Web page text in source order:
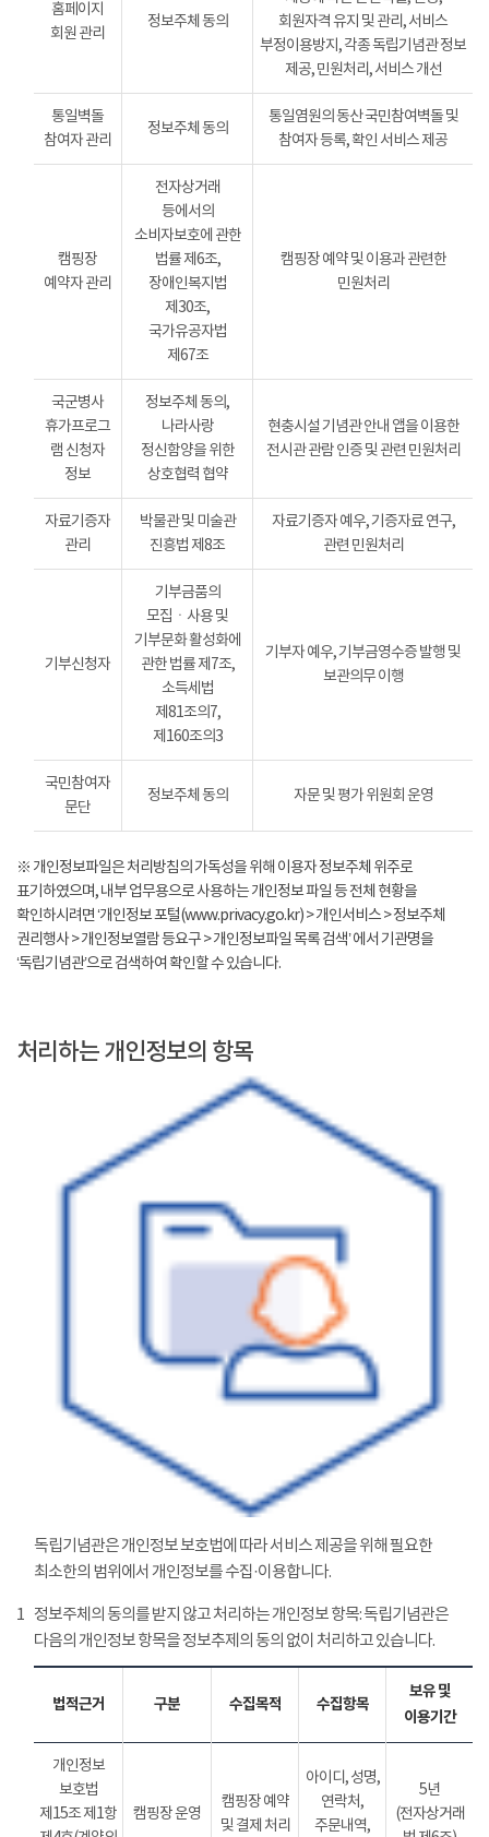
홈페이지
회원 관리
정보주체 동의
회원자격 유지 및 관리, 서비스
부정이용방지, 각종 독립기념관 정보
제공, 민원처리, 서비스 개선
통일벽돌
참여자 관리
정보주체 동의
통일염원의 동산 국민참여벽돌 및
참여자 등록, 확인 서비스 제공
캠핑장
예약자 관리
전자상거래
등에서의
소비자보호에 관한
법률 제6조,
장애인복지법
제30조,
국가유공자법
제67조
캠핑장 예약 및 이용과 관련한
민원처리
국군병사
휴가프로그
램 신청자
정보
정보주체 동의,
나라사랑
정신함양을 위한
상호협력 협약
현충시설 기념관 안내 앱을 이용한
전시관 관람 인증 및 관련 민원처리
자료기증자
관리
박물관 및 미술관
진흥법 제8조
자료기증자 예우, 기증자료 연구,
관련 민원처리
기부신청자
기부금품의
모집ㆍ사용 및
기부문화 활성화에
관한 법률 제7조,
소득세법
제81조의7,
제160조의3
기부자 예우, 기부금영수증 발행 및
보관의무 이행
국민참여자
문단
정보주체 동의 자문 및 평가 위원회 운영
※ 개인정보파일은 처리방침의 가독성을 위해 이용자 정보주체 위주로
표기하였으며, 내부 업무용으로 사용하는 개인정보 파일 등 전체 현황을
확인하시려면 ‘개인정보 포털(www.privacy.go.kr) > 개인서비스 > 정보주체
권리행사 > 개인정보열람 등요구 > 개인정보파일 목록 검색’ 에서 기관명을
‘독립기념관’으로 검색하여 확인할 수 있습니다.
처리하는 개인정보의 항목
독립기념관은 개인정보 보호법에 따라 서비스 제공을 위해 필요한
최소한의 범위에서 개인정보를 수집·이용합니다.
1 정보주체의 동의를 받지 않고 처리하는 개인정보 항목: 독립기념관은
다음의 개인정보 항목을 정보추제의 동의 없이 처리하고 있습니다.
법적근거 구분 수집목적 수집항목
보유 및
이용기간
개인정보
보호법
제15조 제1항
캠핑장 운영
캠핑장 예약
및 결제 처리
아이디, 성명,
연락처,
주문내역,
5년
(전자상거래